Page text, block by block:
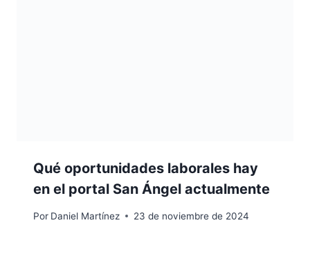
Qué oportunidades laborales hay
en el portal San Ángel actualmente
Por Daniel Martínez 23 de noviembre de 2024